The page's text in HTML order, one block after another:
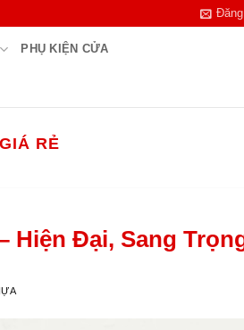
PHỤ KIỆN CỬA
RẺ
Hiện Đại, Sang